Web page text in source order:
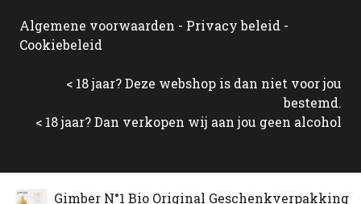
Gimber N°1 Bio Original Geschenkverpakking
Algemene voorwaarden - Privacy beleid -
Cookiebeleid
< 18 jaar? Deze webshop is dan niet voor jou
bestemd.
< 18 jaar? Dan verkopen wij aan jou geen alcohol